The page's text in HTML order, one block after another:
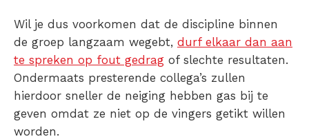
Wil je dus voorkomen dat de discipline binnen
de groep langzaam wegebt, durf elkaar dan aan
te spreken op fout gedrag of slechte resultaten.
Ondermaats presterende collega’s zullen
hierdoor sneller de neiging hebben gas bij te
geven omdat ze niet op de vingers getikt willen
worden.